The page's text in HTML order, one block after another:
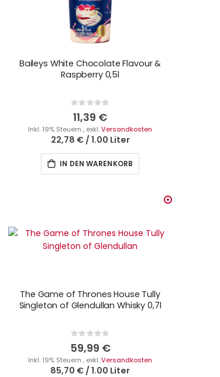
Baileys White Chocolate Flavour &
Raspberry 0,5l
Rating:
0%
11,39 €
Inkl. 19% Steuern , exkl.Versandkosten
22,78 €/1.00 Liter
IN DEN WARENKORB
The Game of Thrones House Tully
Singleton of Glendullan Whisky 0,7l
Rating:
0%
59,99 €
Inkl. 19% Steuern , exkl.Versandkosten
85,70 € /1.00 Liter